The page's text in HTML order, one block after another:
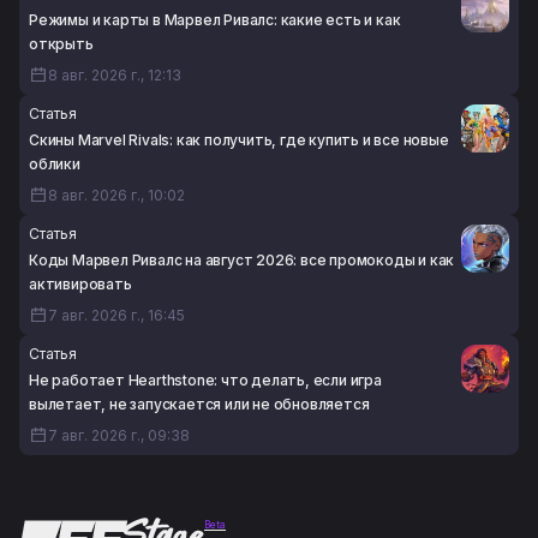
Режимы и карты в Марвел Ривалс: какие есть и как
открыть
8 авг. 2026 г., 12:13
Статья
Скины Marvel Rivals: как получить, где купить и все новые
облики
8 авг. 2026 г., 10:02
Статья
Коды Марвел Ривалс на август 2026: все промокоды и как
активировать
7 авг. 2026 г., 16:45
Статья
Не работает Hearthstone: что делать, если игра
вылетает, не запускается или не обновляется
7 авг. 2026 г., 09:38
Beta